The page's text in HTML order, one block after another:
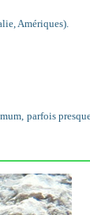
Amériques).
parfois